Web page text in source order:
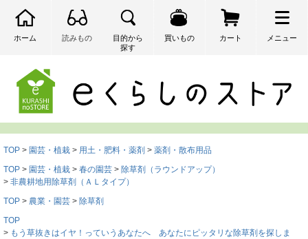
ホーム 読みもの
目的から
探す
買いもの カート メニュー
TOP 園芸・植栽 用土・肥料・薬剤
薬剤・散布用品
TOP
園芸・植栽 春の園芸
除草剤（ラウンドアップ）
非農耕地用除草剤（ＡＬタイプ）
TOP
農業・園芸
除草剤
TOP
もう草抜きはイヤ！っていうあなたへ あなたにピッタリな除草剤を探しま